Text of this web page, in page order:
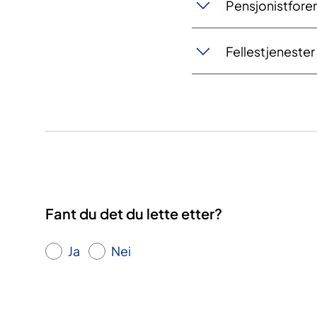
Fellestjenester
Fant du det du lette etter?
Ja Nei